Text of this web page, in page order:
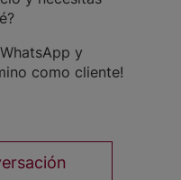
y
como cliente!